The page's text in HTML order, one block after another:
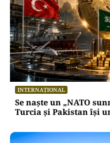
de gaze
Oficiuldestiri.ro
Atacurile
repetă
pentru
publice
Alte